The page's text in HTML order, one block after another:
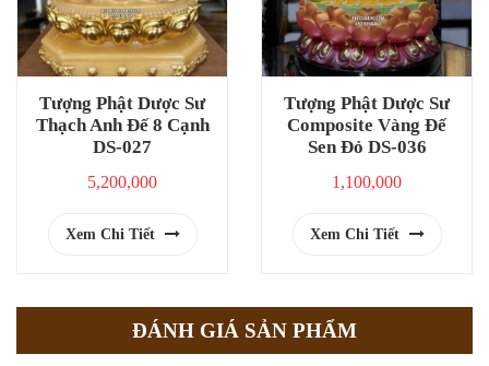
Tượng Phật Dược Sư
Thạch Anh Đế 8 Cạnh
DS-027
5,200,000
Xem Chi Tiết
Tượng Phật Dược Sư
Composite Vàng Đế
Sen Đỏ DS-036
1,100,000
Xem Chi Tiết
ĐÁNH GIÁ SẢN PHẨM